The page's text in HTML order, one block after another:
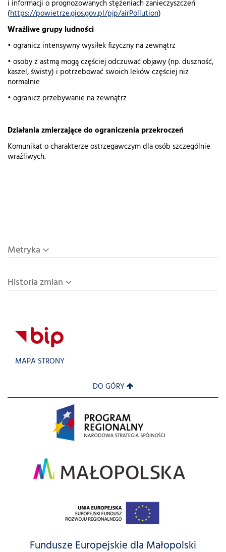
i informacji o prognozowanych stężeniach zanieczyszczeń
(https://powietrze.gios.gov.pl/pjp/airPollution)
Wrażliwe grupy ludności
• ogranicz intensywny wysiłek fizyczny na zewnątrz
• osoby z astmą mogą częściej odczuwać objawy (np. duszność,
kaszel, świsty) i potrzebować swoich leków częściej niż
normalnie
• ogranicz przebywanie na zewnątrz
Działania zmierzające do ograniczenia przekroczeń
Komunikat o charakterze ostrzegawczym dla osób szczególnie
wrażliwych.
Metryka
Historia zmian
MAPA STRONY
DO GÓRY
Fundusze Europejskie dla Małopolski